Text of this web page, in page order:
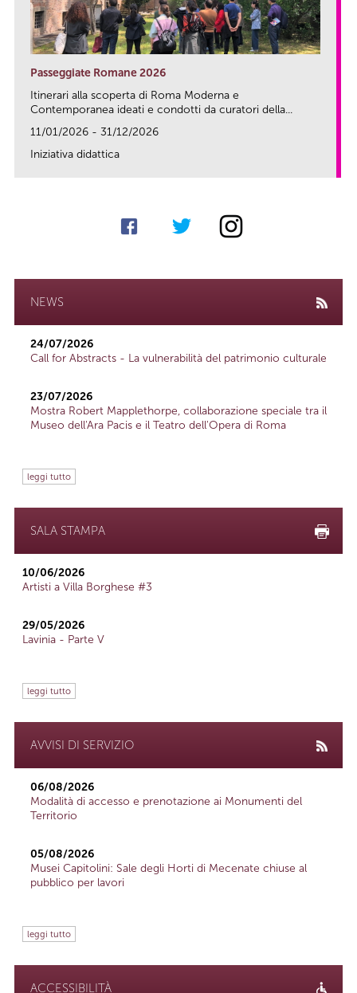
Passeggiate Romane 2026
Itinerari alla scoperta di Roma Moderna e
Contemporanea ideati e condotti da curatori della...
11/01/2026 - 31/12/2026
Iniziativa didattica
NEWS
24/07/2026
Call for Abstracts - La vulnerabilità del patrimonio culturale
23/07/2026
Mostra Robert Mapplethorpe, collaborazione speciale tra il
Museo dell'Ara Pacis e il Teatro dell'Opera di Roma
leggi tutto
SALA STAMPA
10/06/2026
Artisti a Villa Borghese #3
29/05/2026
Lavinia - Parte V
leggi tutto
AVVISI DI SERVIZIO
06/08/2026
Modalità di accesso e prenotazione ai Monumenti del
Territorio
05/08/2026
Musei Capitolini: Sale degli Horti di Mecenate chiuse al
pubblico per lavori
leggi tutto
ACCESSIBILITÀ